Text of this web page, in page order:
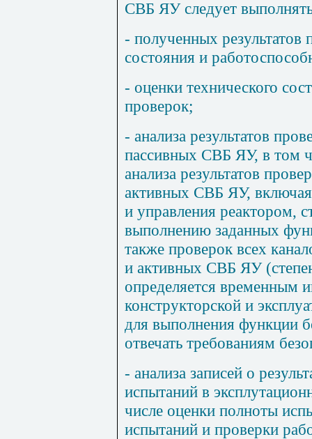
СВБ ЯУ следует
- полученных результатов
состояния и
- оценки технического
проверок;
- анализа результатов
пассивных СВБ ЯУ, в том
анализа результатов
активных СВБ ЯУ,
и управления реактором,
выполнению заданных
также проверок всех
и активных СВБ ЯУ
определяется временным
конструкторской и
для выполнения функции
отвечать требованиям
- анализа записей о
испытаний в
числе оценки полноты
испытаний и проверки